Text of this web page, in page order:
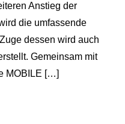
Anstieg der
die umfassende
dessen wird auch
Gemeinsam mit
MOBILE […]